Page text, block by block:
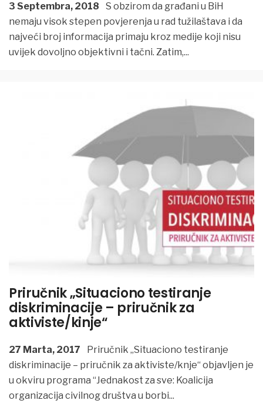
3 Septembra, 2018
S obzirom da građani u BiH
nemaju visok stepen povjerenja u rad tužilaštava i da
najveći broj informacija primaju kroz medije koji nisu
uvijek dovoljno objektivni i tačni. Zatim,...
Priručnik „Situaciono testiranje
diskriminacije – priručnik za
aktiviste/kinje“
27 Marta, 2017
Priručnik „Situaciono testiranje
diskriminacije – priručnik za aktiviste/knje“ objavljen je
u okviru programa “Jednakost za sve: Koalicija
organizacija civilnog društva u borbi...